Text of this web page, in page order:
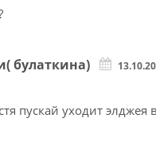
булаткина)
пускай уходит элджея